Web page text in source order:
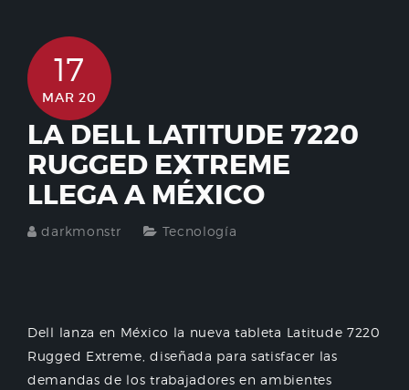
17
MAR 20
LA DELL LATITUDE 7220
RUGGED EXTREME
LLEGA A MÉXICO
darkmonstr Tecnología
Dell lanza en México la nueva tableta Latitude 7220
Rugged Extreme, diseñada para satisfacer las
demandas de los trabajadores en ambientes